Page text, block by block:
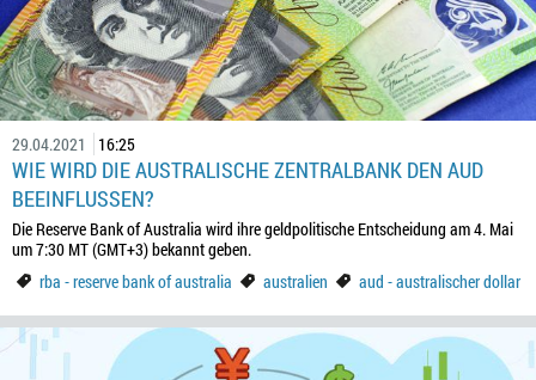
29.04.2021 16:25
WIE WIRD DIE AUSTRALISCHE ZENTRALBANK DEN AUD
BEEINFLUSSEN?
Die Reserve Bank of Australia wird ihre geldpolitische Entscheidung am 4. Mai
um 7:30 MT (GMT+3) bekannt geben.
rba - reserve bank of australia
australien aud - australischer dollar